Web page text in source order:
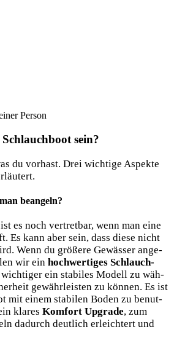
Person
sein?
du vor­hast. Drei wich­ti­ge Aspek­te
beangeln?
es noch ver­tret­bar, wenn man eine
Es kann aber sein, dass die­se nicht
Wenn du grö­ße­re Gewäs­ser ange­
wir ein hoch­wer­ti­ges Schlauch­
wich­ti­ger ein sta­bi­les Modell zu wäh­
gewähr­leis­ten zu kön­nen. Es ist
mit einem sta­bi­len Boden zu benut­
kla­res Kom­fort Upgrade, zum
dadurch deut­lich erleich­tert und